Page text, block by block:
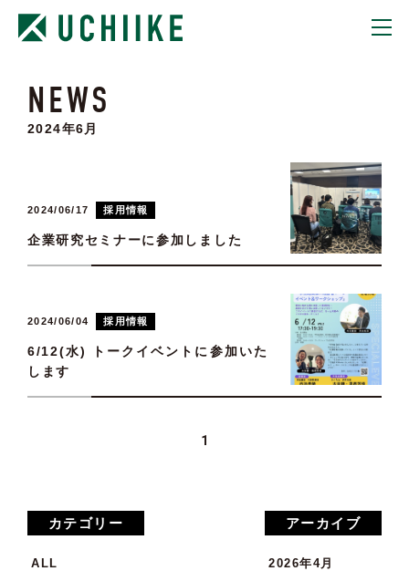
TOP
BUILD CITY
HOUSE CREATION
RECRUIT
NEWS
2024年6月
2024/06/17 採用情報
企業研究セミナーに参加しました
2024/06/04 採用情報
6/12(水) トークイベントに参加いた
します
1
カテゴリー
ALL
アーカイブ
2026年4月